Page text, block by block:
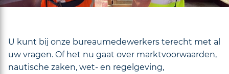
U kunt bij onze bureaumedewerkers terecht met al
uw vragen. Of het nu gaat over marktvoorwaarden,
nautische zaken, wet- en regelgeving,